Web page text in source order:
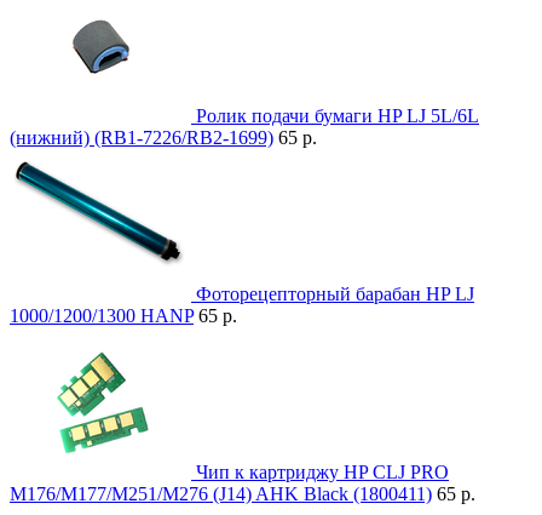
Ролик подачи бумаги HP LJ 5L/6L
(нижний) (RB1-7226/RB2-1699) 65 р.
Фоторецепторный барабан HP LJ
1000/1200/1300 HANP 65 р.
Чип к картриджу HP CLJ PRO
M176/M177/M251/M276 (J14) AHK Black (1800411) 65 р.